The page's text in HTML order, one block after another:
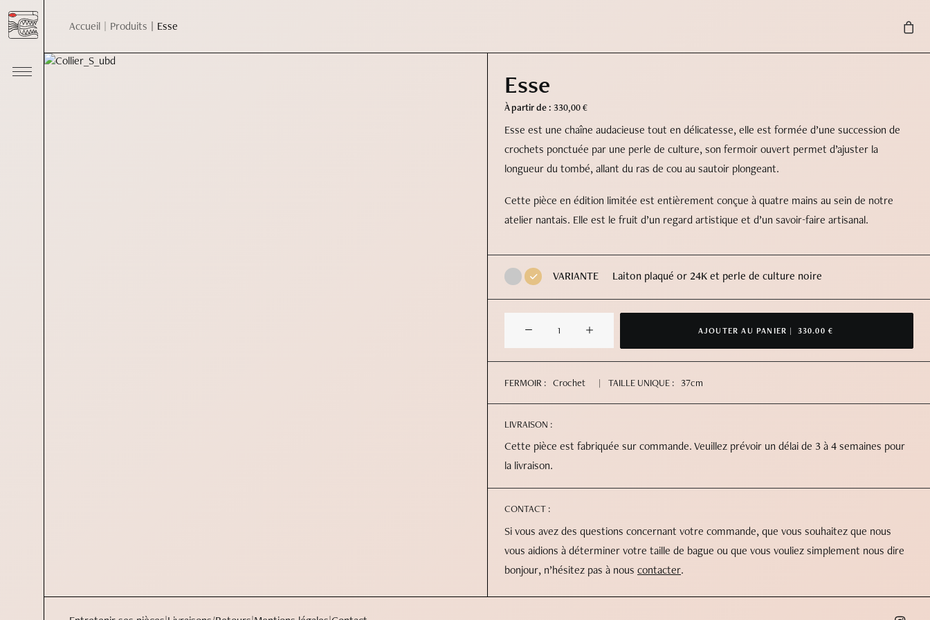
Accueil Produits Esse
Esse
À partir de : 330,00€
Esse est une chaîne audacieuse tout en délicatesse, elle est formée d’une succession de
crochets ponctuée par une perle de culture, son fermoir ouvert permet d’ajuster la
longueur du tombé, allant du ras de cou au sautoir plongeant.
Cette pièce en édition limitée est entièrement conçue à quatre mains au sein de notre
atelier nantais. Elle est le fruit d’un regard artistique et d’un savoir-faire artisanal.
Laiton plaqué or 24K et perle de culture noire
AJOUTER AU PANIER | 330.00 €
FERMOIR : Crochet TAILLE UNIQUE : 37cm
LIVRAISON :
Cette pièce est fabriquée sur commande. Veuillez prévoir un délai de 3 à 4 semaines pour
la livraison.
CONTACT :
Si vous avez des questions concernant votre commande, que vous souhaitez que nous
vous aidions à déterminer votre taille de bague ou que vous vouliez simplement nous dire
bonjour, n’hésitez pas à nous contacter.